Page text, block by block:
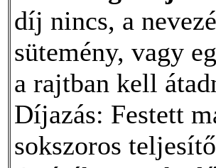
díj nincs, a
sütemény, vagy
a rajtban kell
Díjazás: Festett
sokszoros